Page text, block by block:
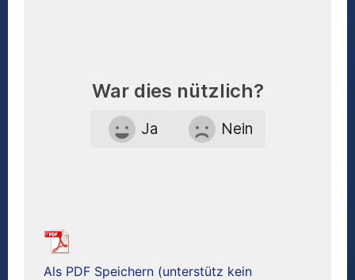
War dies nützlich?
Ja Nein
Als PDF Speichern (unterstütz kein